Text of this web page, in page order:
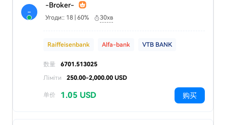
-
-Broker-
Угоди:: 18 | 60% 30хв
Raiffeisenbank Alfa-bank VTB BANK
数量
6701.513025
Ліміти
250.00-2,000.00 USD
单价 1.05 USD 购买